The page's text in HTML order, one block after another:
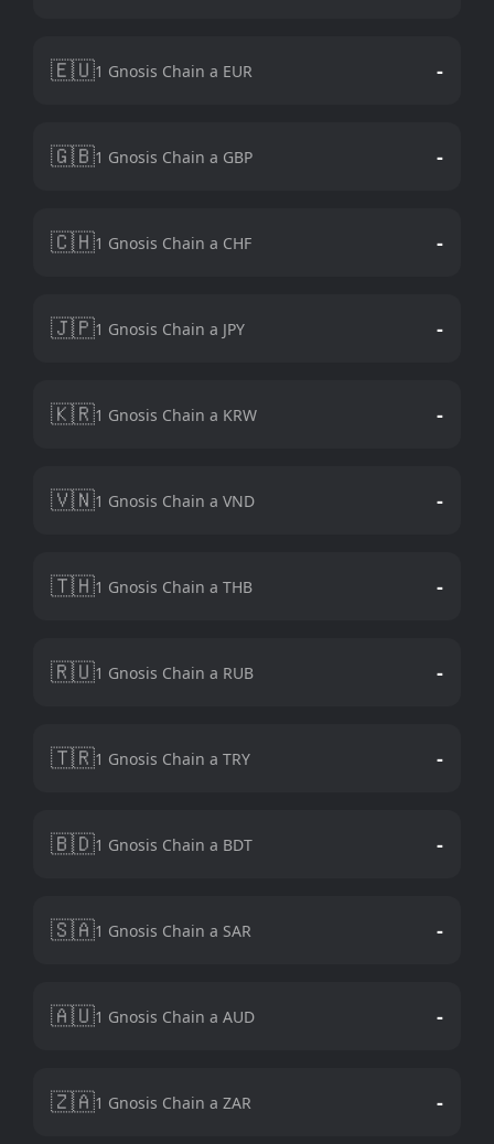
🇪🇺1 Gnosis Chain a EUR -
🇬🇧1 Gnosis Chain a GBP -
🇨🇭1 Gnosis Chain a CHF -
🇯🇵1 Gnosis Chain a JPY -
🇰🇷1 Gnosis Chain a KRW -
🇻🇳1 Gnosis Chain a VND -
🇹🇭1 Gnosis Chain a THB -
🇷🇺1 Gnosis Chain a RUB -
🇹🇷1 Gnosis Chain a TRY -
🇧🇩1 Gnosis Chain a BDT -
🇸🇦1 Gnosis Chain a SAR -
🇦🇺1 Gnosis Chain a AUD -
🇿🇦1 Gnosis Chain a ZAR -